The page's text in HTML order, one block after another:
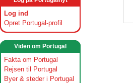
Log ind
Opret Portugal-profil
Viden om Portugal
Fakta om Portugal
Rejsen til Portugal
Byer & steder i Portugal